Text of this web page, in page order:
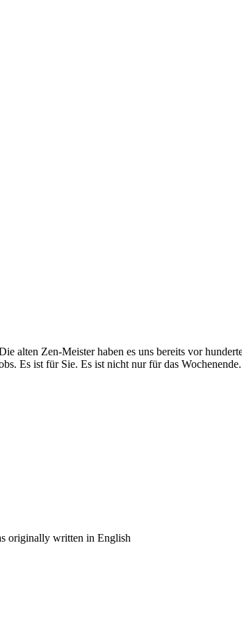
alten Zen-Meister haben es uns bereits vor
Es ist für Sie. Es ist nicht nur für das
originally written in English